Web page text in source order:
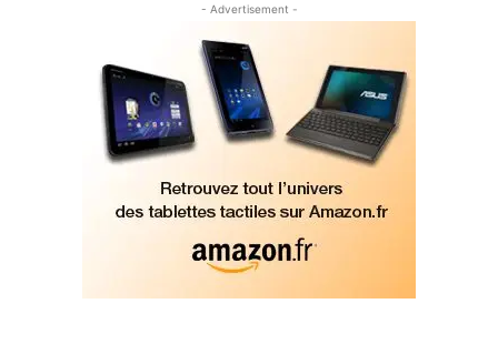
- Advertisement -